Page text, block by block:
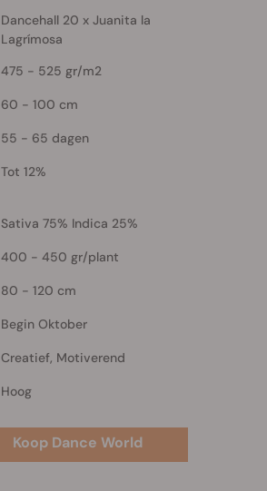
Dancehall 20 x Juanita la
Lagrímosa
475 - 525 gr/m2
60 - 100 cm
55 - 65 dagen
Tot 12%
Sativa 75% Indica 25%
400 - 450 gr/plant
80 - 120 cm
Begin Oktober
Creatief, Motiverend
Hoog
Koop Dance World